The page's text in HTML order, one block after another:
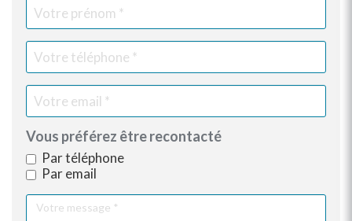
Vous préférez être recontacté
Par téléphone
Par email
Votre
message